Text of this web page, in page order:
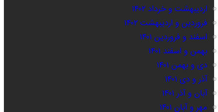
اردیبهشت و خرداد ۱۴۰۲
فروردین و اردیبهشت ۱۴۰۲
اسفند و فروردین ۱۴۰۱
بهمن و اسفند ۱۴۰۱
دی و بهمن ۱۴۰۱
آذر و دی ۱۴۰۱
آبان و آذر ۱۴۰۱
مهر و آبان ۱۴۰۱